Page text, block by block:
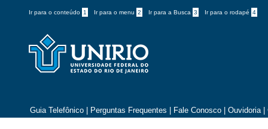
Ir para o conteúdo 1 Ir para o menu 2 Ir para a Busca 3 Ir para o rodapé 4
Guia Telefônico Perguntas Frequentes Fale Conosco Ouvidoria